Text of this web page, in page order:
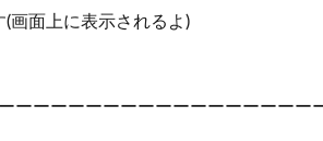
画面上に表示されるよ)
ーーーーーーーーーーーーーーーーー